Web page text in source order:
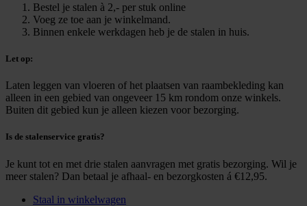
Bestel je stalen à 2,- per stuk online
Voeg ze toe aan je winkelmand.
Binnen enkele werkdagen heb je de stalen in huis.
Let op:
Laten leggen van vloeren of het plaatsen van raambekleding kan
alleen in een gebied van ongeveer 15 km rondom onze winkels.
Buiten dit gebied kun je alleen kiezen voor bezorging.
Is de stalenservice gratis?
Je kunt tot en met drie stalen aanvragen met gratis bezorging. Wil je
meer stalen? Dan betaal je afhaal- en bezorgkosten á €12,95.
Staal in winkelwagen